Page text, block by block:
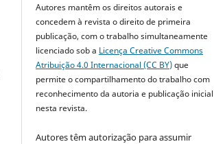
Autores mantêm os direitos autorais e
concedem à revista o direito de primeira
publicação, com o trabalho simultaneamente
licenciado sob a Licença Creative Commons
Atribuição 4.0 Internacional (CC BY)que
permite o compartilhamento do trabalho com
reconhecimento da autoria e publicação inicial
nesta revista.
Autores têm autorização para assumir